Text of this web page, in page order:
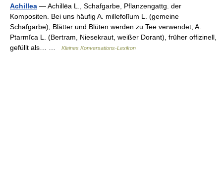
Achillea — Achillēa L., Schafgarbe, Pflanzengattg. der
Kompositen. Bei uns häufig A. millefolĭum L. (gemeine
Schafgarbe), Blätter und Blüten werden zu Tee verwendet; A.
Ptarmĭca L. (Bertram, Niesekraut, weißer Dorant), früher offizinell,
gefüllt als… …
Kleines Konversations-Lexikon